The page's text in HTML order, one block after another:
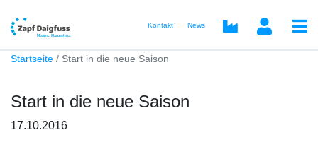
Kontakt News
Startseite Start in die neue Saison
Start in die neue Saison
17.10.2016